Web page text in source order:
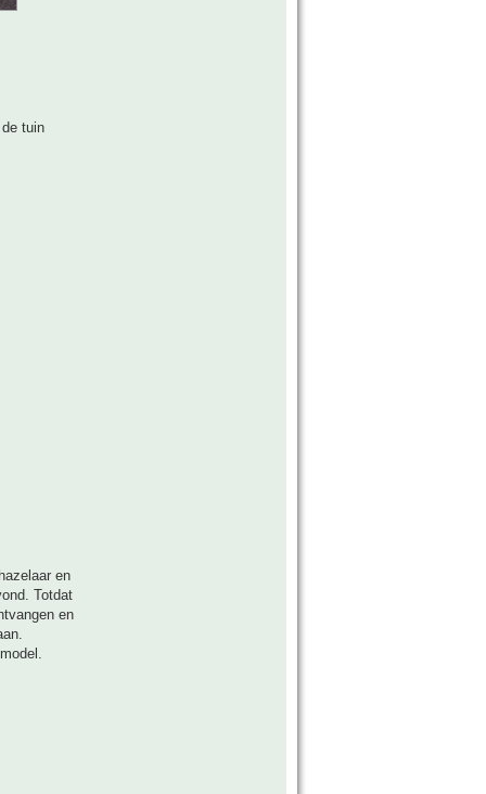
tuin
en
Totdat
en